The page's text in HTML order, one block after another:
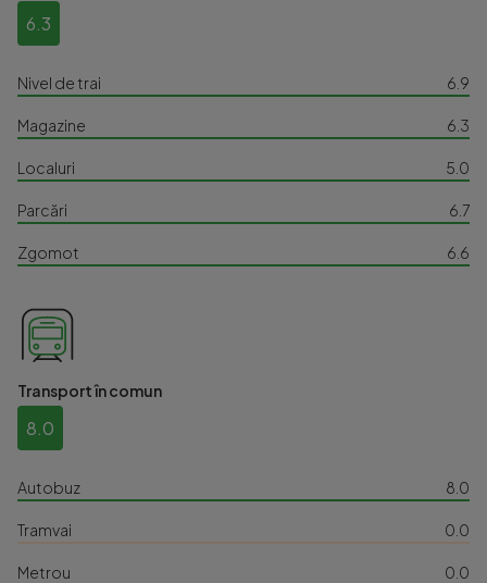
6.3
Nivel de trai 6.9
Magazine 6.3
Localuri 5.0
Parcări 6.7
Zgomot 6.6
Transport în comun
8.0
Autobuz 8.0
Tramvai 0.0
Metrou 0.0